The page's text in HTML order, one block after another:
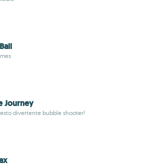
Journey
divertente bubble shooter!